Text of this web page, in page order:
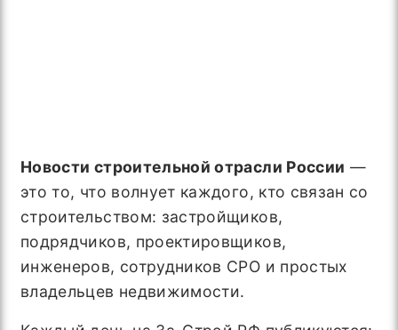
Новости строительной отрасли России —
это то, что волнует каждого, кто связан со
строительством: застройщиков,
подрядчиков, проектировщиков,
инженеров, сотрудников СРО и простых
владельцев недвижимости.